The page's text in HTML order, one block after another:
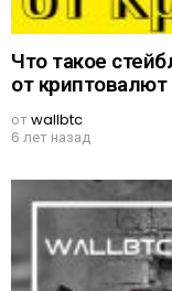
Что такое
от криптовалют
отwallbtc
6 лет назад